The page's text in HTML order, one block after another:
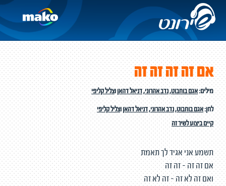
אם זה זה זה זה
מילים:אגם בוחבוט,נדב אהרוני,דניאל דהאןוצליל קליפי
לחן:אגם בוחבוט,נדב אהרוני,דניאל דהאןוצליל קליפי
קיים ביצוע לשיר זה
תשמע אני אגיד לך תאמת
אם זה זה - זה זה
ואם זה לא זה - זה לא זה